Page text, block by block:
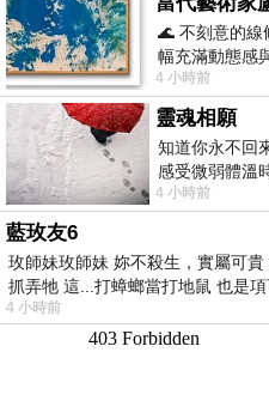
🌊 不刻意的線
幅充滿動態感
藍色顏料在白
4 小時前
靈魂相願
知道你永不回
感受微弱體溫
此刻忍淚說別
4 小時前
藍玫友6
玫師妹玫師妹 妳不殺生，實屬可
抓弄牠 這...打蟑螂當打地鼠 也是
4 小時前